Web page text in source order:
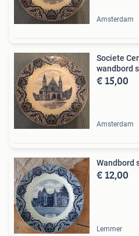
Amsterdam
Societe
wandbord
€ 15,00
Amsterdam
Wandbord
€ 12,00
Lemmer